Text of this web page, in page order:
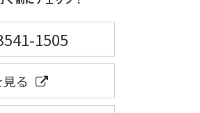
1505
る